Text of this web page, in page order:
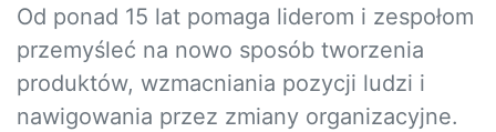
Od ponad 15 lat pomaga liderom i zespołom
przemyśleć na nowo sposób tworzenia
produktów, wzmacniania pozycji ludzi i
nawigowania przez zmiany organizacyjne.